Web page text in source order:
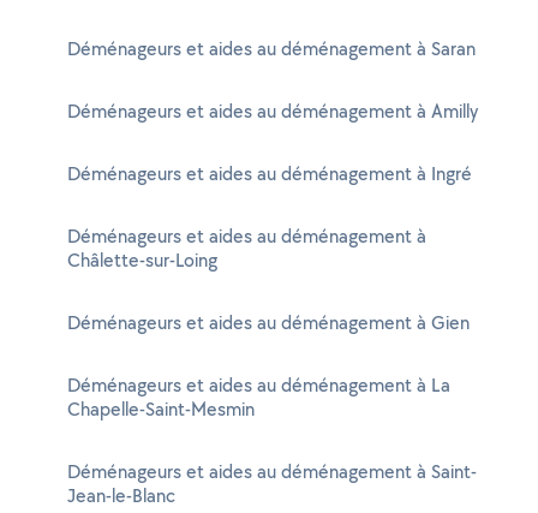
Déménageurs et aides au déménagement à Saran
Déménageurs et aides au déménagement à Amilly
Déménageurs et aides au déménagement à Ingré
Déménageurs et aides au déménagement à
Châlette-sur-Loing
Déménageurs et aides au déménagement à Gien
Déménageurs et aides au déménagement à La
Chapelle-Saint-Mesmin
Déménageurs et aides au déménagement à Saint-
Jean-le-Blanc